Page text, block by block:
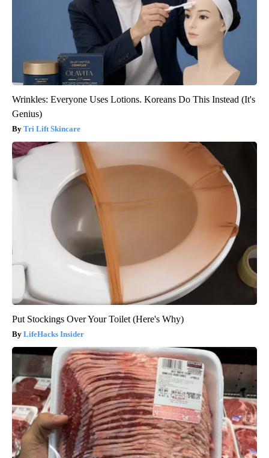
Wrinkles: Everyone Uses Lotions. Koreans Do This Instead (It's
Genius)
Tri Lift Skincare
Put Stockings Over Your Toilet (Here's Why)
LifeHacks Insider